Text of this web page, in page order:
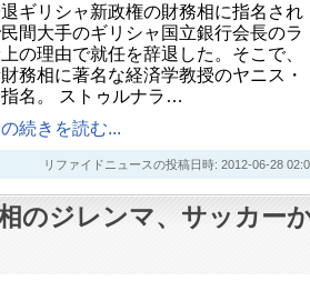
ギリシャ新政権の財務相に指名され
間大手のギリシャ国立銀行会長のラ
の理由で就任を辞退した。そこで、
務相に著名な経済学教授のヤニス・
名。 ストゥルナラ…
続きを読む...
リファイドニュースの投稿日時: 2012-06-28
のジレンマ、サッカー